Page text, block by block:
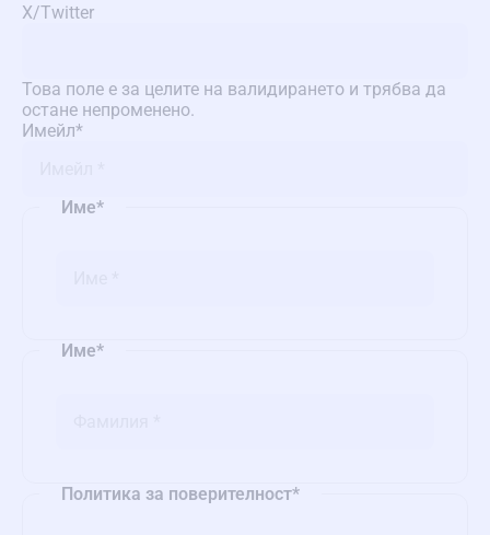
X/Twitter
Това поле е за целите на валидирането и трябва да
остане непроменено.
Имейл*
Име*
Име*
Политика за поверителност*